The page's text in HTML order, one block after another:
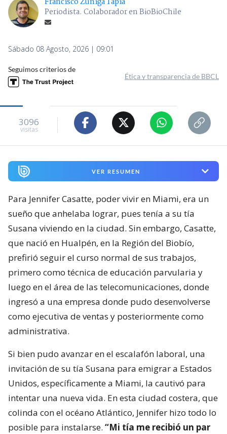
Periodista. Colaborador en BioBioChile
Sábado 08 Agosto, 2026 | 09:01
Seguimos criterios de
Ética y transparencia de BBCL
3096
visitas
VER RESUMEN
Para Jennifer Casatte, poder vivir en Miami, era un
sueño que anhelaba lograr, pues tenía a su tía
Susana viviendo en la ciudad. Sin embargo, Casatte,
que nació en Hualpén, en la Región del Biobío,
prefirió seguir el curso normal de sus trabajos,
primero como técnica de educación parvularia y
luego en el área de las telecomunicaciones, donde
ingresó a una empresa donde pudo desenvolverse
como ejecutiva de ventas y posteriormente como
administrativa.
Si bien pudo avanzar en el escalafón laboral, una
invitación de su tía Susana para emigrar a Estados
Unidos, específicamente a Miami, la cautivó para
intentar una nueva vida. En esta ciudad costera, que
colinda con el océano Atlántico, Jennifer hizo todo lo
posible para instalarse. “Mi tía me recibió un par